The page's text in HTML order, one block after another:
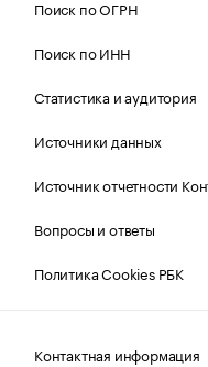
Поиск по ОГРН
Поиск по ИНН
Статистика и аудитория
Источники данных
Источник отчетности
Вопросы и ответы
Политика Cookies РБК
Контактная информация